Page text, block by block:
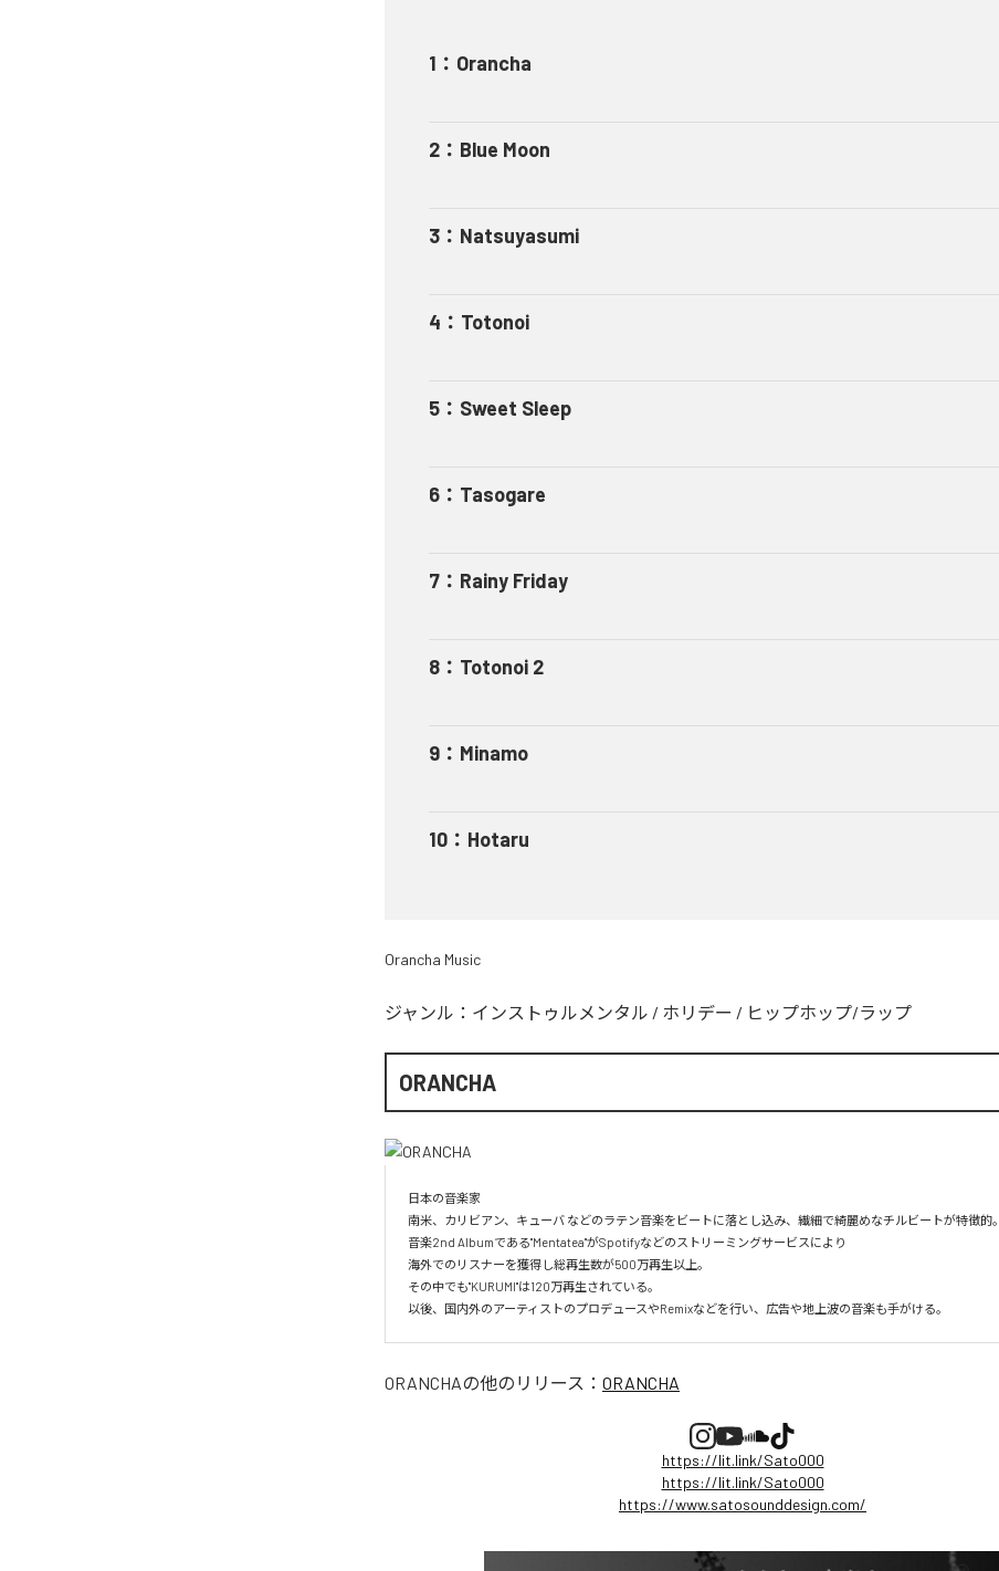
1 ： Orancha
2 ： Blue Moon
3 ： Natsuyasumi
4 ： Totonoi
5 ： Sweet Sleep
6 ： Tasogare
7 ： Rainy Friday
8 ： Totonoi 2
9 ： Minamo
10 ： Hotaru
Orancha Music
ジャンル： インストゥルメンタル / ホリデー / ヒップホップ/ラップ
ORANCHA
日本の音楽家
南米、カリビアン、キューバ などのラテン音楽をビートに落とし込み、繊細で綺麗めなチルビートが特徴的。
音楽2nd Albumである"Mentatea"がSpotifyなどのストリーミングサービスにより
海外でのリスナーを獲得し総再生数が500万再生以上。
その中でも"KURUMI"は120万再生されている。
以後、国内外のアーティストのプロデュースやRemixなどを行い、広告や地上波の音楽も手がける。
ORANCHAの他のリリース： ORANCHA
https://lit.link/Sato000
https://lit.link/Sato000
https://www.satosounddesign.com/